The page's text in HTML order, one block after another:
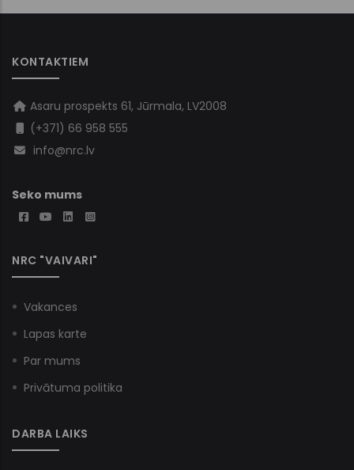
KONTAKTIEM
Asaru prospekts 61, Jūrmala, LV2008
(+371) 66 958 555
info@nrc.lv
Seko mums
NRC "VAIVARI"
Vakances
Lapas karte
Par mums
Privātuma politika
DARBA LAIKS